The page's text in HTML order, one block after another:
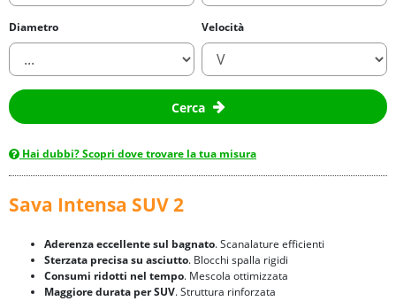
Diametro Velocità
Cerca
Hai dubbi? Scopri dove trovare la tua misura
Sava Intensa SUV 2
Aderenza eccellente sul bagnato. Scanalature efficienti
Sterzata precisa su asciutto. Blocchi spalla rigidi
Consumi ridotti nel tempo. Mescola ottimizzata
Maggiore durata per SUV. Struttura rinforzata